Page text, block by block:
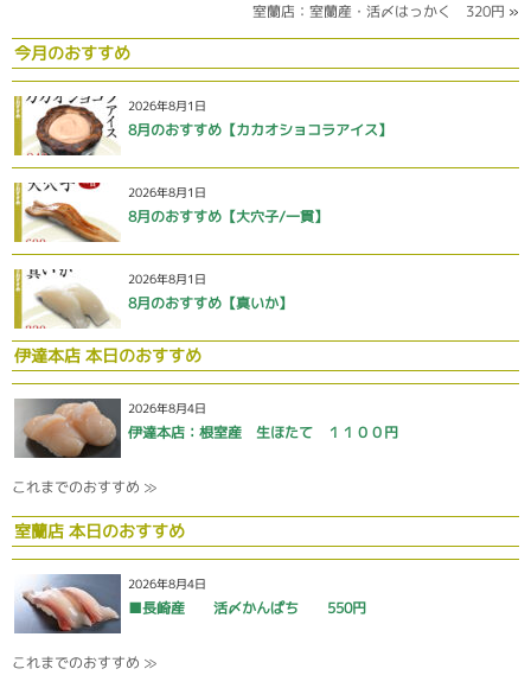
室蘭店：室蘭産・活〆はっかく 320円 »
今月のおすすめ
2026年8月1日
8月のおすすめ【カカオショコラアイス】
2026年8月1日
8月のおすすめ【大穴子/一貫】
2026年8月1日
8月のおすすめ【真いか】
伊達本店 本日のおすすめ
2026年8月4日
伊達本店：根室産 生ほたて １１００円
これまでのおすすめ ≫
室蘭店 本日のおすすめ
2026年8月4日
■長崎産 活〆かんぱち 550円
これまでのおすすめ ≫